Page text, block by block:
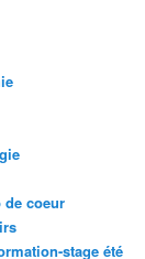
de coeur
stage été